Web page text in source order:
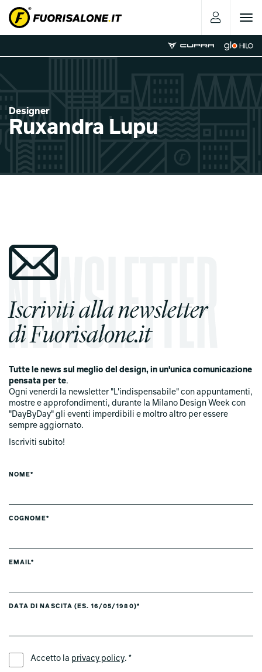
Toggle
Designer
Ruxandra Lupu
Iscriviti alla newsletter
di Fuorisalone.it
Tutte le news sul meglio del design, in un'unica comunicazione
pensata per te.
Ogni venerdi la newsletter "L'indispensabile" con appuntamenti,
mostre e approfondimenti, durante la Milano Design Week con
"DayByDay" gli eventi imperdibili e moltro altro per essere
sempre aggiornato.
Iscriviti subito!
NOME*
COGNOME*
EMAIL*
DATA DI NASCITA (ES. 16/05/1980)*
Accetto la privacy policy. *